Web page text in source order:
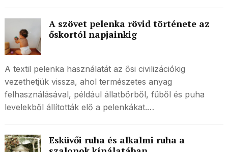
A szövet pelenka rövid története az
őskortól napjainkig
A textil pelenka használatát az ősi civilizációkig
vezethetjük vissza, ahol természetes anyag
felhasználásával, például állatbőrből, fűből és puha
levelekből állították elő a pelenkákat.…
Esküvői ruha és alkalmi ruha a